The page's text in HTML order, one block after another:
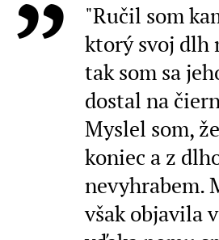
"Ručil som
ktorý svoj dlh
tak som sa
dostal na
Myslel som,
koniec a z
nevyhrabem.
však objavila